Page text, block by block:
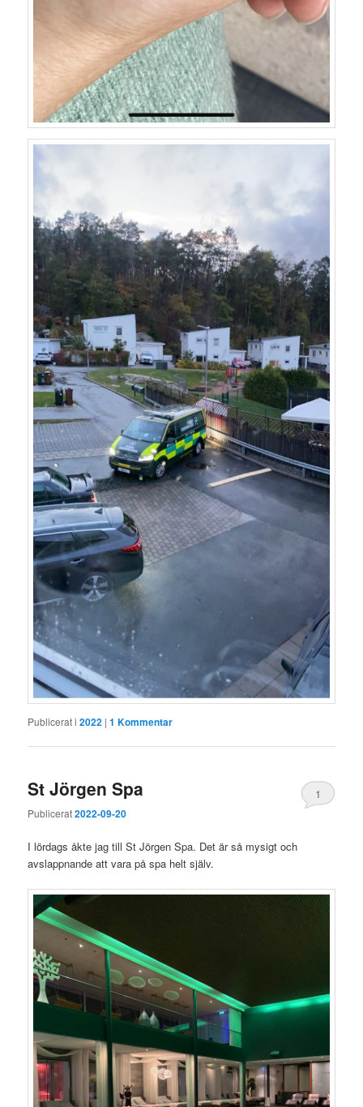
Publicerat i 2022 |1 Kommentar
St Jörgen Spa
Publicerat2022-09-20
1
I lördags åkte jag till St Jörgen Spa. Det är så mysigt och
avslappnande att vara på spa helt själv.